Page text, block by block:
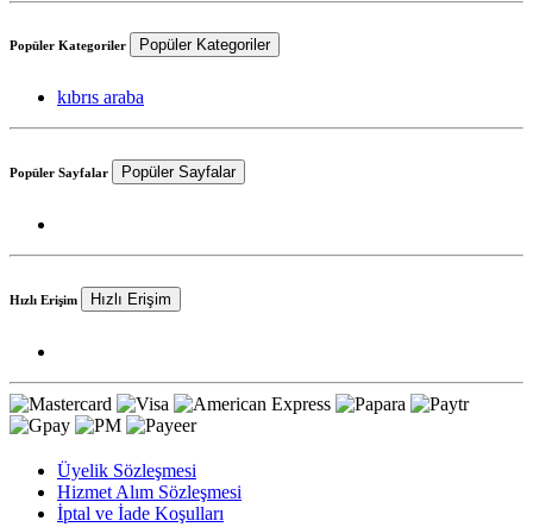
Popüler Kategoriler Popüler Kategoriler
kıbrıs araba
Popüler Sayfalar Popüler Sayfalar
Hızlı Erişim Hızlı Erişim
Üyelik Sözleşmesi
Hizmet Alım Sözleşmesi
İptal ve İade Koşulları